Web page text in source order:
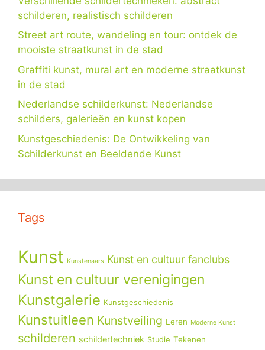
schilderen, realistisch schilderen
Street art route, wandeling en tour: ontdek de
mooiste straatkunst in de stad
Graffiti kunst, mural art en moderne straatkunst
in de stad
Nederlandse schilderkunst: Nederlandse
schilders, galerieën en kunst kopen
Kunstgeschiedenis: De Ontwikkeling van
Schilderkunst en Beeldende Kunst
Tags
Kunst Kunstenaars Kunst en cultuur fanclubs
Kunst en cultuur verenigingen
Kunstgalerie Kunstgeschiedenis
Kunstuitleen Kunstveiling Leren Moderne Kunst
schilderen schildertechniek Studie Tekenen